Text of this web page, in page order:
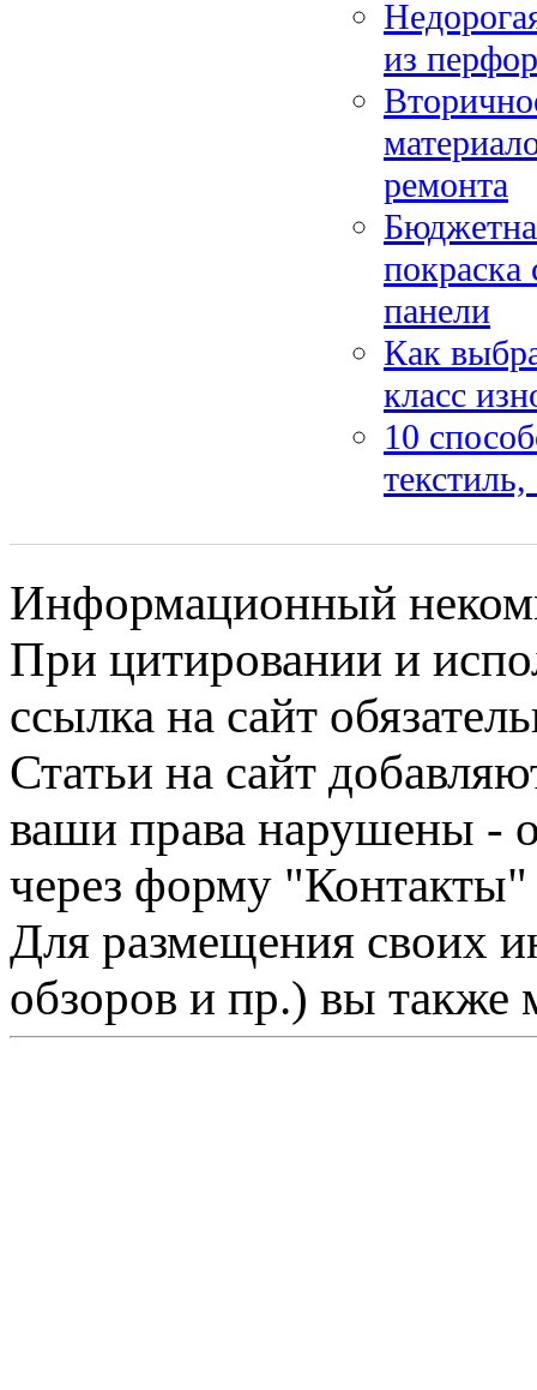
из
ремонта
панели
Как
класс
10
Информационный
При цитировании и
ссылка на сайт
Статьи на сайт
ваши права нарушены -
через форму "Контакты"
Для размещения своих
обзоров и пр.) вы также